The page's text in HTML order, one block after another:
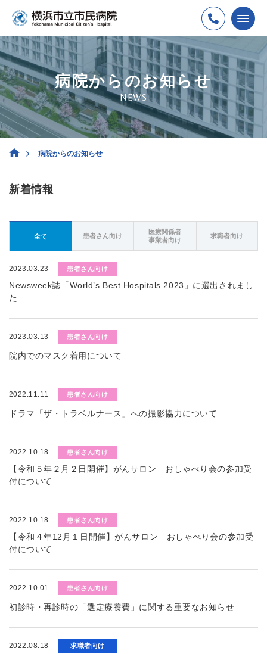
病院からのお知らせ
NEWS
病院からのお知らせ
新着情報
全て 患者さん向け
医療関係者
事業者向け
求職者向け
2023.03.23 患者さん向け
Newsweek誌「World’s Best Hospitals 2023」に選出されまし
た
2023.03.13 患者さん向け
院内でのマスク着用について
2022.11.11 患者さん向け
ドラマ「ザ・トラベルナース」への撮影協力について
2022.10.18 患者さん向け
【令和５年２月２日開催】がんサロン おしゃべり会の参加受
付について
2022.10.18 患者さん向け
【令和４年12月１日開催】がんサロン おしゃべり会の参加受
付について
2022.10.01 患者さん向け
初診時・再診時の「選定療養費」に関する重要なお知らせ
2022.08.18 求職者向け